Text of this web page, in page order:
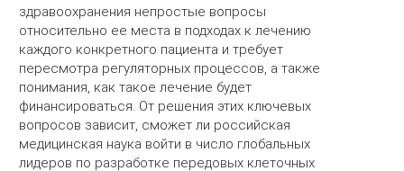
здравоохранения непростые вопросы
относительно ее места в подходах к лечению
каждого конкретного пациента и требует
пересмотра регуляторных процессов, а также
понимания, как такое лечение будет
финансироваться. От решения этих ключевых
вопросов зависит, сможет ли российская
медицинская наука войти в число глобальных
лидеров по разработке передовых клеточных